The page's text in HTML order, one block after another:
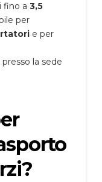
fino a 3,5
per
e per
presso la sede